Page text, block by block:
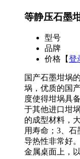
等静压石墨
型号
品牌
价格 【登
国产石墨坩埚
埚，优质的国
度使得坩埚具
于其他进口坩
的成型材料，
用寿命；3、石
导热性非常好
金属桌面上，